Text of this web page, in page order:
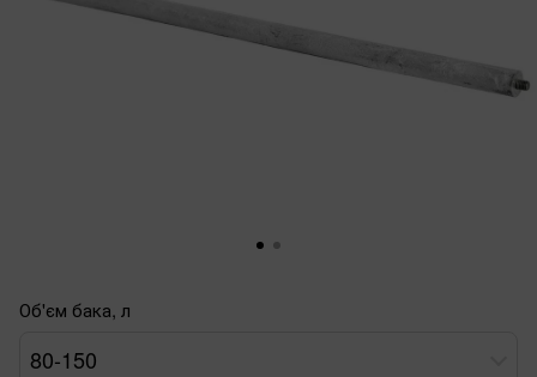
Об'єм бака, л
80-150